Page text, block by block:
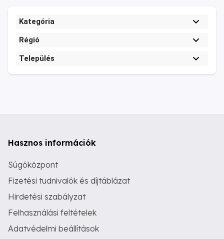
Kategória
Régió
Település
Hasznos információk
Súgóközpont
Fizetési tudnivalók és díjtáblázat
Hirdetési szabályzat
Felhasználási feltételek
Adatvédelmi beállítások